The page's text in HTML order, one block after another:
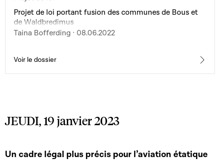
Projet de loi portant fusion des communes de Bous et
de Waldbredimus
Taina Bofferding · 08.06.2022
Voir le dossier
JEUDI, 19 janvier 2023
Un cadre légal plus précis pour l’aviation étatique